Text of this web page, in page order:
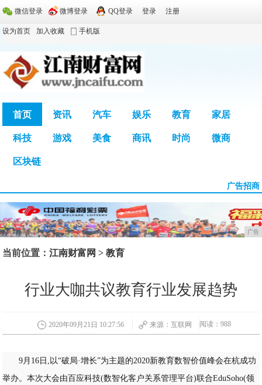
微信登录 微博登录 QQ登录 登录 注册
设为首页 加入收藏 手机版
首页 资讯 汽车 娱乐 教育 家居
科技 游戏 美食 商讯 时尚 微商
区块链
广告招商
广告
当前位置：江南财富网 >教育
行业大咖共议教育行业发展趋势
2020年09月21日 10:27:56 来源：互联网 阅读：988
9月16日,以“破局·增长”为主题的2020新教育数智价值峰会在杭成功
举办。本次大会由百应科技(数智化客户关系管理平台)联合EduSoho(领